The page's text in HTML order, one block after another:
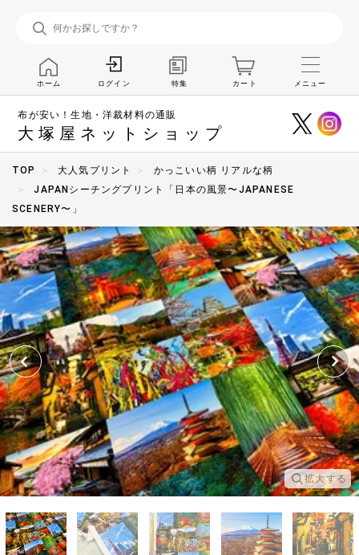
布が安い！生地・洋裁材料の通販
大塚屋ネットショップ
ホーム ログイン 特集 カート メニュー
TOP 大人気プリント
かっこいい柄 リアルな柄
JAPANシーチングプリント「日本の風景〜JAPANESE
SCENERY〜」
拡大する